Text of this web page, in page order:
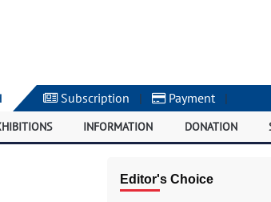
Subscription | Payment |
INFORMATION DONATION
Editor's Choice